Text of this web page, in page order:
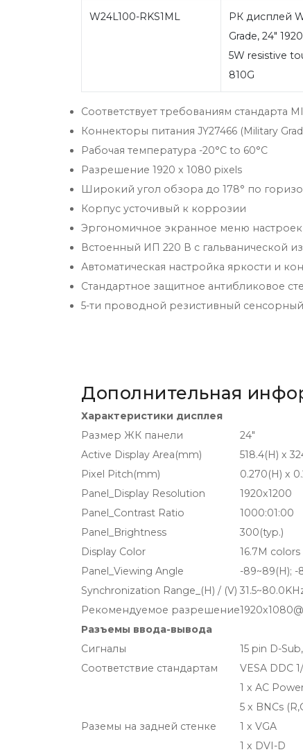
W24L100-RKS1ML
РК дисплей
Grade, 24"
5W resistive
810G
Соответствует требованиям стандарта
Коннекторы питания JY27466 (Military
Рабочая температура -20°C to 60°C
Разрешение 1920 x 1080 pixels
Широкий угол обзора до 178° по
Корпус усточивый к коррозии
Эргономичное экранное меню настроек
Встоенный ИП 220 В с гальванической
Автоматическая настройка яркости и
Стандартное защитное антибликовое
5-ти проводной резистивный
Дополнительная
Характеристики дисплея
Размер ЖК панели
24"
Active Display Area(mm)
518.4(H) x
Pixel Pitch(mm)
0.270(H) x
Panel_Display Resolution
1920x1200
Panel_Contrast Ratio
1000:01:00
Panel_Brightness
300(typ.)
Display Color
16.7M colors
Panel_Viewing Angle
-89~89(H); -
Synchronization Range_(H) / (V)
Рекомендуемое разрешение
Разъемы ввода-вывода
Сигналы
15 pin D-
Соответствие стандартам
VESA DDC
Раземы на задней стенке
1 x AC
5 x BNCs
1 x VGA
1 x DVI-D